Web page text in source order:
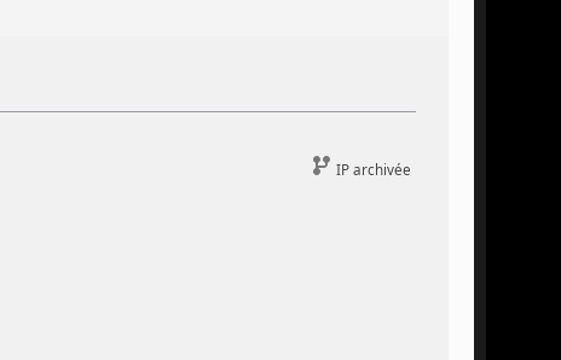
IP archivée